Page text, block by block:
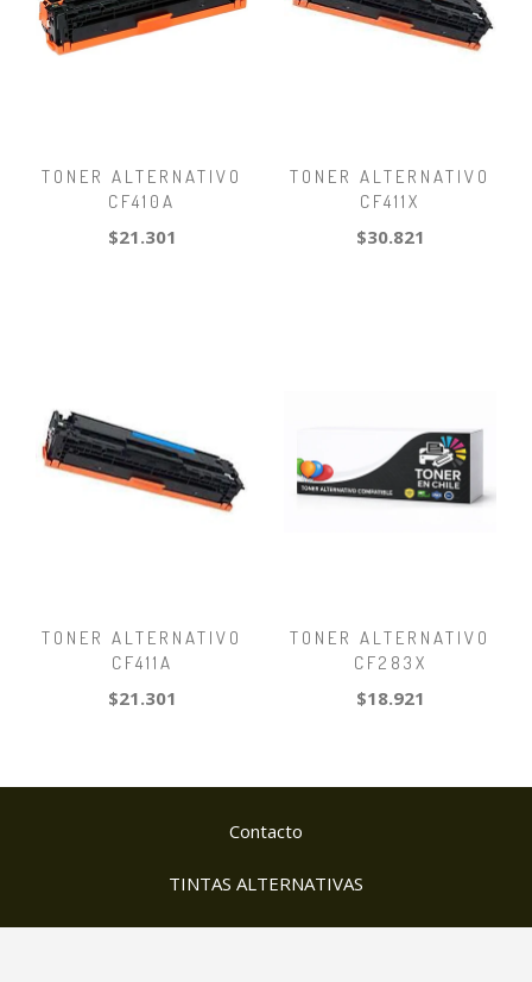
TONER ALTERNATIVO
CF410A
$21.301
TONER ALTERNATIVO
CF411X
$30.821
TONER ALTERNATIVO
CF411A
$21.301
TONER ALTERNATIVO
CF283X
$18.921
Contacto
TINTAS ALTERNATIVAS